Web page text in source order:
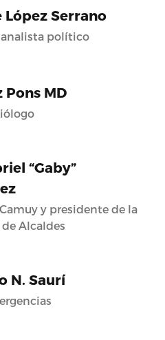
López Serrano
político
Pons MD
“Gaby”
y presidente de la
Alcaldes
N. Saurí